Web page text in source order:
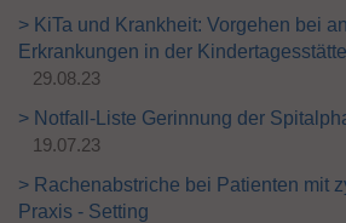
> KiTa und Krankheit: Vorgehen bei
Erkrankungen in der Kindertagesstätte
29.08.23
> Notfall-Liste Gerinnung der
19.07.23
> Rachenabstriche bei Patienten mit
Praxis - Setting